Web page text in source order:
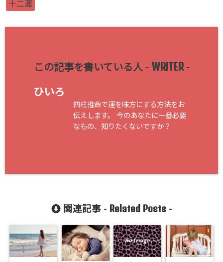
十二運
この記事を書いている人 - WRITER-
ひいろ
四柱推命で運を味方にする方法をお
伝えします。 今のあなたに一番必要
なもの、知りたくないですか？
関連記事 - Related Posts-